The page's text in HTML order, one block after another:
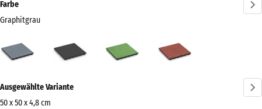
Farbe
Graphitgrau
Graphitgrau
(active)
Informationen
zu
Ausgewählte Variante
50 x 50 x 4,8 cm